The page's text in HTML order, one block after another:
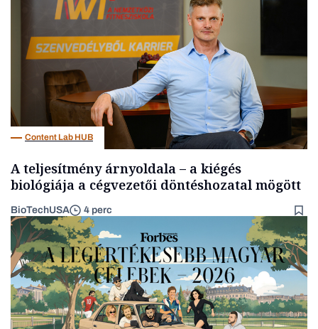
Content Lab HUB
A teljesítmény árnyoldala – a kiégés
biológiája a cégvezetői döntéshozatal mögött
BioTechUSA 4 perc